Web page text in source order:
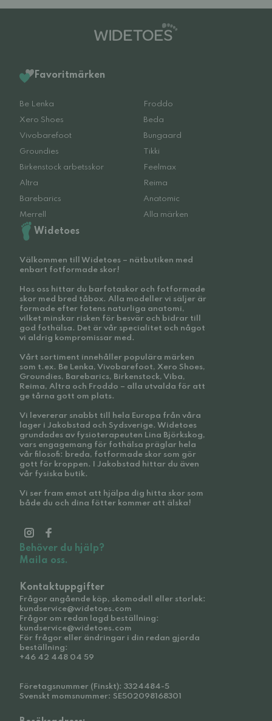
Favoritmärken
Be Lenka
Froddo
Xero Shoes
Beda
Vivobarefoot
Bungaard
Groundies
Tikki
Birkenstock arbetsskor
Feelmax
Altra
Reima
Barebarics
Anatomic
Merrell
Alla märken
Widetoes
Välkommen till Widetoes – nätbutiken med
enbart fotformade skor!
Hos oss hittar du barfotaskor och fotformade
skor med bred tåbox. Alla modeller vi säljer är
formade efter fotens naturliga anatomi,
vilket minskar risken för besvär och bidrar till
god fothälsa. Det är vår specialitet och något
vi aldrig kompromissar med.
Vårt sortiment innehåller populära märken
som t.ex. Be Lenka, Vivobarefoot, Xero Shoes,
Groundies, Barebarics, Birkenstock, Viba,
Reima, Altra och Froddo – alla utvalda för att
ge tårna gott om plats.
Vi levererar snabbt till hela Europa från våra
lager i Jakobstad och Sydsverige. Widetoes
grundades av fysioterapeuten Lina Björkskog,
vars engagemang för fothälsa präglar hela
vår filosofi: breda, fotformade skor som gör
gott för kroppen. I Jakobstad hittar du även
vår fysiska butik.
Vi ser fram emot att hjälpa dig hitta skor som
både du och dina fötter kommer att älska!
Behöver du hjälp?
Maila oss.
Kontaktuppgifter
Frågor angående köp, skomodell eller storlek:
kundservice@widetoes.com
Frågor om redan lagd beställning:
kundservice@widetoes.com
För frågor eller ändringar i din redan gjorda
beställning:
+46 42 448 04 59
Företagsnummer (Finskt): 3324484-5
Svenskt momsnummer: SE502098168301